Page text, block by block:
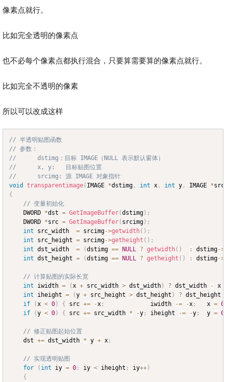
像素点就行。
比如完全透明的像素点
也不必每个像素点都执行混合，只要算需要算的像素点就行。
比如完全不透明的像素
所以可以改成这样
// 半透明贴图函数
// 参数：
//		dstimg：目标 IMAGE（NULL 表示默认窗体）
//		x, y:	目标贴图位置
//		srcimg: 源 IMAGE 对象指针
void
transparentimage( IMAGE *dstimg , int x , int y , IMAGE *
{
// 变量初始化
	DWORD
*dst = GetImageBuffer(dstimg) ;
	DWORD
*src = GetImageBuffer( srcimg) ;
int src_width = srcimg->getwidth( ) ;
int src_height = srcimg->getheight ( ) ;
int dst_width = (dstimg == NULL ? getwidth( ) : dstimg->
int dst_height = (dstimg == NULL ? getheight ( ) : dstimg->
// 计算贴图的实际长宽
int iwidth = (x + src_width > dst_width) ? dst_width - x
int iheight = (y + src_height > dst_height ) ? dst_height
if
(x < 0) { src += -x ;
				iwidth
-= -x ;
	x
= 0
if
(y < 0) { src += src_width * -y ;
	iheight
-= -y ;
	y
= 0
// 修正贴图起始位置
	dst
+= dst_width * y + x ;
// 实现透明贴图
for
( int iy = 0 ; iy < iheight ; iy++)
{